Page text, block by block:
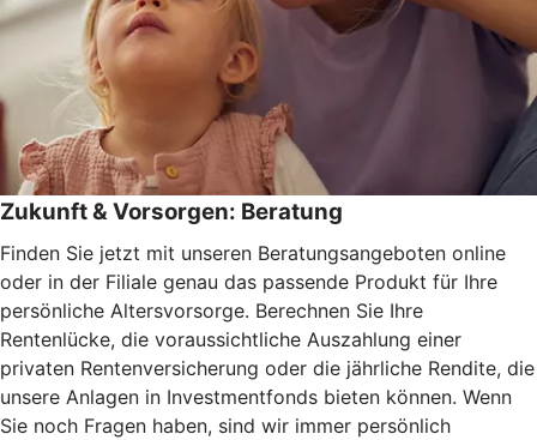
Zukunft & Vorsorgen: Beratung
Finden Sie jetzt mit unseren Beratungsangeboten online
oder in der Filiale genau das passende Produkt für Ihre
persönliche Altersvorsorge. Berechnen Sie Ihre
Rentenlücke, die voraussichtliche Auszahlung einer
privaten Rentenversicherung oder die jährliche Rendite, die
unsere Anlagen in Investmentfonds bieten können. Wenn
Sie noch Fragen haben, sind wir immer persönlich